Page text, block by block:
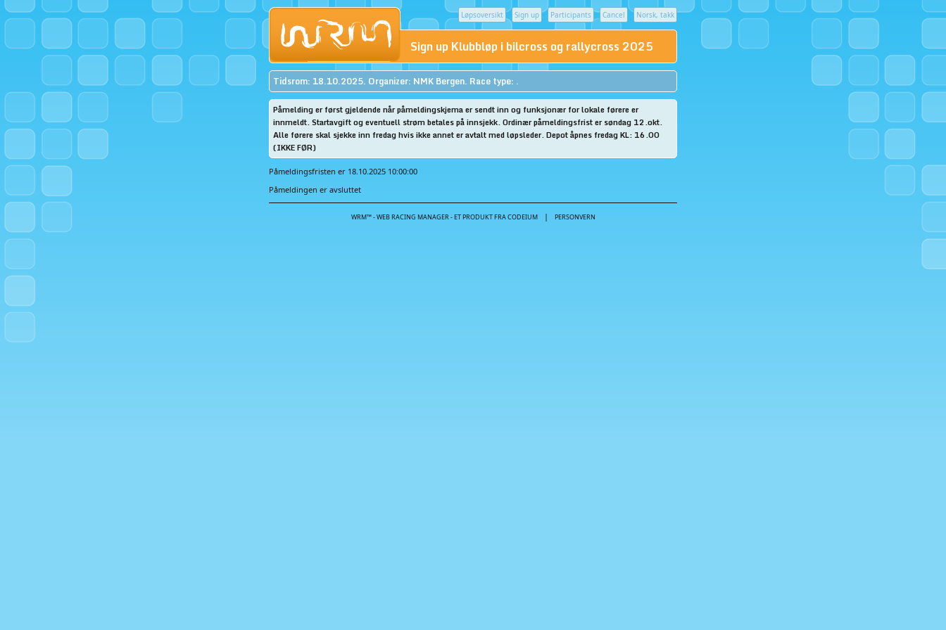
Løpsoversikt Sign up Participants Cancel Norsk, takk
Sign up Klubbløp i bilcross og rallycross 2025
Tidsrom: 18.10.2025. Organizer: NMK Bergen. Race type: .
Påmelding er først gjeldende når påmeldingskjema er sendt inn og funksjonær for lokale førere er
innmeldt. Startavgift og eventuell strøm betales på innsjekk. Ordinær påmeldingsfrist er søndag 12.okt.
Alle førere skal sjekke inn fredag hvis ikke annet er avtalt med løpsleder. Depot åpnes fredag KL: 16.00
(IKKE FØR)
Påmeldingsfristen er 18.10.2025 10:00:00
Påmeldingen er avsluttet
WRM™ - WEB RACING MANAGER - ET PRODUKT FRA CODEIUM| PERSONVERN